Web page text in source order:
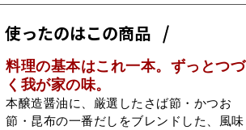
使ったのはこの商品
料理の基本はこれ一本。ずっとつづ
く我が家の味。
本醸造醤油に、厳選したさば節・かつお
節・昆布の一番だしをブレンドした、風味